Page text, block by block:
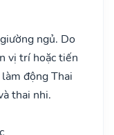
ngủ. Do
vị trí hoặc tiến
động Thai
thai nhi.